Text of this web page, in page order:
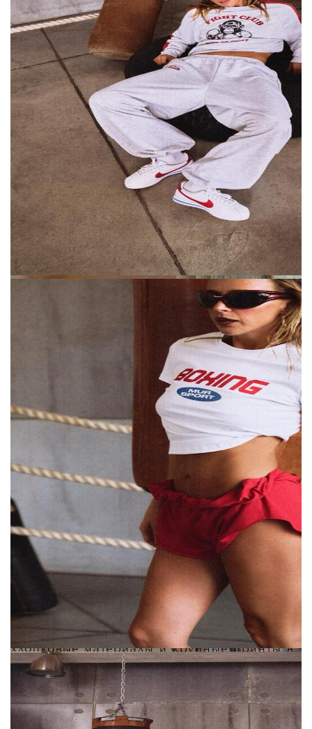
Блогер Карина Мурашкина представила
свою первую спортивную линейку Mur
Sport — в нее вошли хлопковые майки,
шорты и другие базовые вещи.По словам
Мурашкиной, идея появилась после того,
как полтора года назад она сама начала
заниматься спортом, похудела и привела
свое тело в хорошую форму. Позже она
увлеклась боксом, и вокруг этой темы
сформировалось сообщество, что
подтолкнуло команду к запуску новой
категории одежды.
За дизайн отвечала сама Мурашкина
вместе с арт-директором бренда Юлией
Боровик и дизайнером Аленой Кунц. По
словам Карины, главные отличия новой
линейки от других похожих брендов —
хлопковые материалы и крупные принты в
эстетике 90-х вместо привычного
минимализма:
Мы не заморачиваемся над тем, чтобы это